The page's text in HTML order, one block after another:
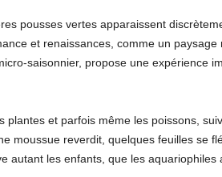
pousses vertes apparaissent
et renaissances, comme un
saisonnier, propose une expérience
et parfois même les poissons,
moussue reverdit, quelques feuilles se
autant les enfants, que les aquariophiles